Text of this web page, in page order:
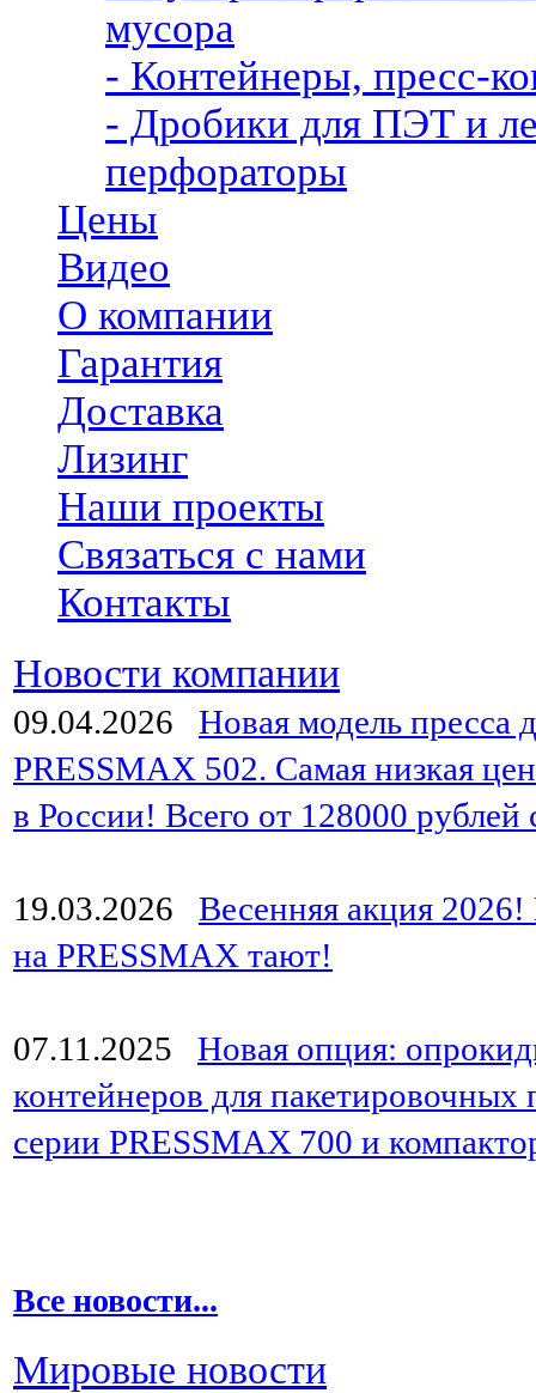
мусора
- Контейнеры, пресс-
- Дробики для ПЭТ и
перфораторы
Цены
Видео
О компании
Гарантия
Доставка
Лизинг
Наши проекты
Связаться с нами
Контакты
Новости компании
09.04.2026
Новая модель пресса
PRESSMAX 502. Самая низкая
в России! Всего от 128000
19.03.2026
Весенняя акция
на PRESSMAX тают!
07.11.2025
Новая опция:
контейнеров для пакетировочных
серии PRESSMAX 700 и
Все новости...
Мировые новости